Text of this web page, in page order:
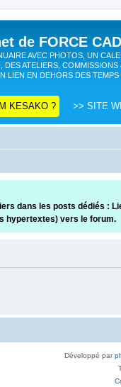
de FORCE
AVEC PHOTOS, UN
DES ATELIERS,
LIEN EN DEHORS DES TEMPS
KESAKO ? >> SITE
dans les posts dédiés :
hypertextes) vers le forum.
Développé par